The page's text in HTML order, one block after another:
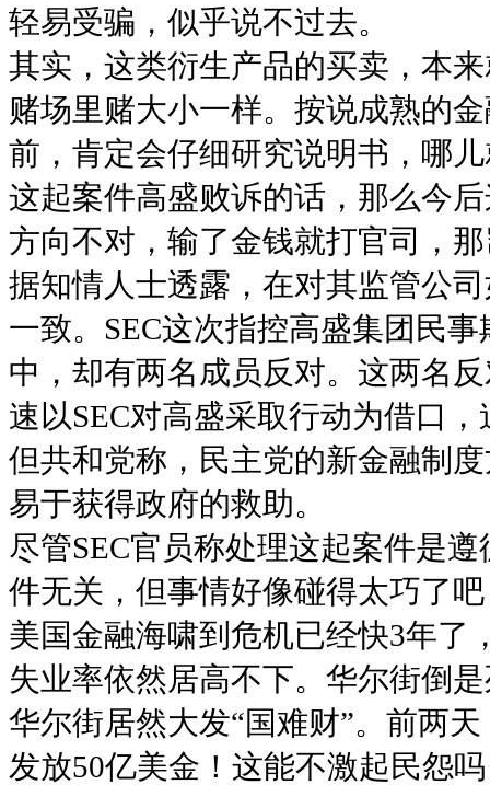
轻易受骗，似乎说不过去。
其实，这类衍生产品的买卖，本
赌场里赌大小一样。按说成熟的
前，肯定会仔细研究说明书，哪
这起案件高盛败诉的话，那么今
方向不对，输了金钱就打官司，
据知情人士透露，在对其监管公
一致。SEC这次指控高盛集团民
中，却有两名成员反对。这两名
速以SEC对高盛采取行动为借口
但共和党称，民主党的新金融制
易于获得政府的救助。
尽管SEC官员称处理这起案件是
件无关，但事情好像碰得太巧了
美国金融海啸到危机已经快3年了
失业率依然居高不下。华尔街倒
华尔街居然大发“国难财”。前两
发放50亿美金！这能不激起民怨